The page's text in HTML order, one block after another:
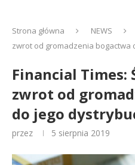
Strona główna NEWS
zwrot od gromadzenia bogactwa
Financial Times:
zwrot od
do jego
przez 5 sierpnia 2019